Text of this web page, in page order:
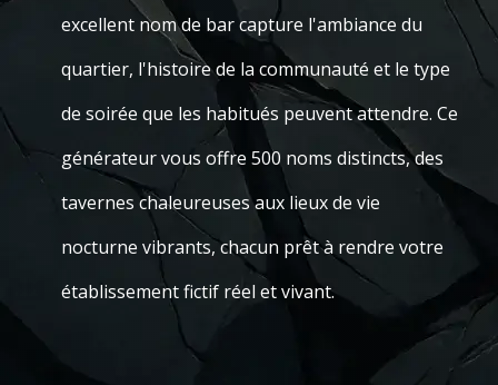
excellent nom de bar capture l'ambiance du
quartier, l'histoire de la communauté et le type
de soirée que les habitués peuvent attendre. Ce
générateur vous offre 500 noms distincts, des
tavernes chaleureuses aux lieux de vie
nocturne vibrants, chacun prêt à rendre votre
établissement fictif réel et vivant.